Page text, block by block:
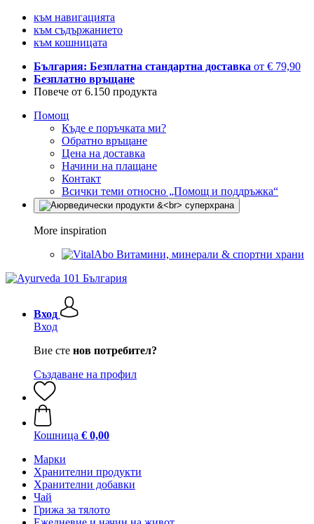
към навигацията
към съдържанието
към кошницата
България: Безплатна стандартна доставка от € 79,90
Безплатно връщане
Повече от 6.150 продукта
Помощ
Къде е поръчката ми?
Обратно връщане
Цена на доставка
Начини на плащане
Контакт
Всички теми относно „Помощ и поддръжка“
More inspiration
Витамини, минерали & спортни храни
Вход
Вход
Вие сте нов потребител?
Създаване на профил
Кошница € 0,00
Марки
Хранителни продукти
Хранителни добавки
Чай
Грижа за тялото